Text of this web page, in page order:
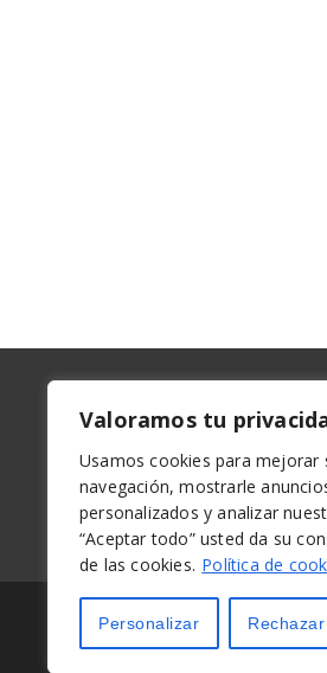
Valoramos tu
Usamos cookies para mejorar
navegación, mostrarle
personalizados y analizar
“Aceptar todo” usted da su
de las cookies. Política de
Personalizar
Privacidad
La información aqui